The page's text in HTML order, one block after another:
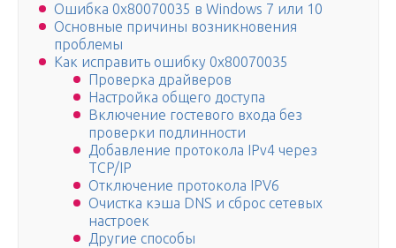
Ошибка 0x80070035 в Windows 7 или 10
Основные причины возникновения
проблемы
Как исправить ошибку 0x80070035
Проверка драйверов
Настройка общего доступа
Включение гостевого входа без
проверки подлинности
Добавление протокола IPv4 через
TCP/IP
Отключение протокола IPV6
Очистка кэша DNS и сброс сетевых
настроек
Другие способы